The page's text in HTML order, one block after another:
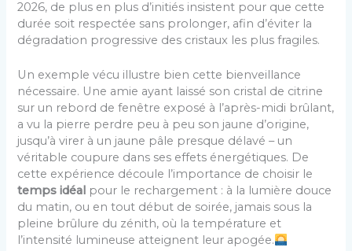
2026, de plus en plus d’initiés insistent pour que cette
durée soit respectée sans prolonger, afin d’éviter la
dégradation progressive des cristaux les plus fragiles.
Un exemple vécu illustre bien cette bienveillance
nécessaire. Une amie ayant laissé son cristal de citrine
sur un rebord de fenêtre exposé à l’après-midi brûlant,
a vu la pierre perdre peu à peu son jaune d’origine,
jusqu’à virer à un jaune pâle presque délavé – un
véritable coupure dans ses effets énergétiques. De
cette expérience découle l’importance de choisir le
temps idéal pour le rechargement : à la lumière douce
du matin, ou en tout début de soirée, jamais sous la
pleine brûlure du zénith, où la température et
l’intensité lumineuse atteignent leur apogée.